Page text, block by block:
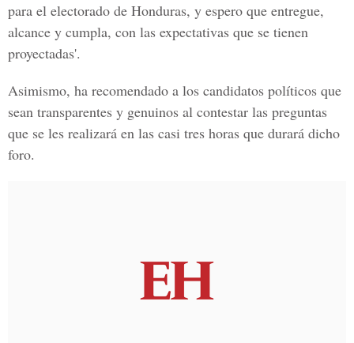
para el electorado de Honduras, y espero que entregue,
alcance y cumpla, con las expectativas que se tienen
proyectadas'.
Asimismo, ha recomendado a los candidatos políticos que
sean transparentes y genuinos al contestar las preguntas
que se les realizará en las casi tres horas que durará dicho
foro.